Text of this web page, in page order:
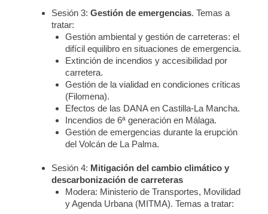
Sesión 3:Gestión de emergencias. Temas a
tratar:
Gestión ambiental y gestión de carreteras: el
difícil equilibro en situaciones de emergencia.
Extinción de incendios y accesibilidad por
carretera.
Gestión de la vialidad en condiciones críticas
(Filomena).
Efectos de las DANA en Castilla-La Mancha.
Incendios de 6ª generación en Málaga.
Gestión de emergencias durante la erupción
del Volcán de La Palma.
Sesión 4: Mitigación del cambio climático y
descarbonización de carreteras
Modera: Ministerio de Transportes, Movilidad
y Agenda Urbana (MITMA). Temas a tratar: